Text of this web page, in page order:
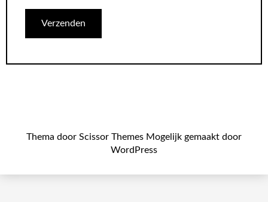
Thema door Scissor Themes Mogelijk gemaakt door
WordPress